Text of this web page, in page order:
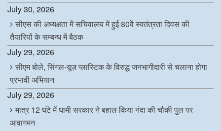
July 30, 2026
सीएस की अध्यक्षता में सचिवालय में हुई 80वें स्वतंत्रता दिवस की
तैयारियों के सम्बन्ध में बैठक
July 29, 2026
सीएम बोले, सिंगल-यूज़ प्लास्टिक के विरुद्ध जनभागीदारी से चलाना होगा
प्रभावी अभियान
July 29, 2026
मात्र 12 घंटे में धामी सरकार ने बहाल किया नंदा की चौकी पुल पर
आवागमन